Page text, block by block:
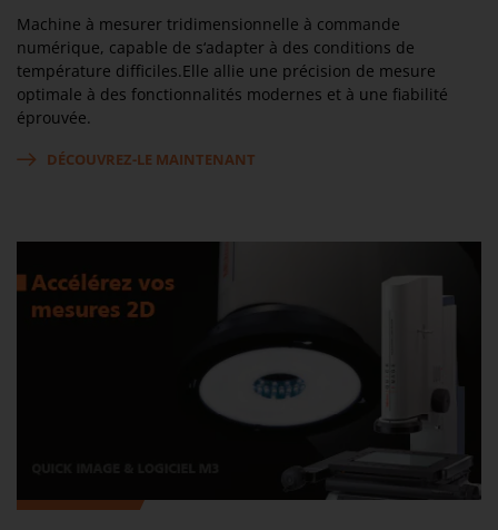
Machine à mesurer tridimensionnelle à commande
numérique, capable de s‘adapter à des conditions de
température difficiles.Elle allie une précision de mesure
optimale à des fonctionnalités modernes et à une fiabilité
éprouvée.
DÉCOUVREZ-LE MAINTENANT